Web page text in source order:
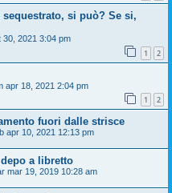
si può? Se si,
30, 2021 3:04 pm
1 2
apr 18, 2021 2:04 pm
1 2
fuori dalle strisce
apr 10, 2021 12:13 pm
a libretto
mar 19, 2019 10:28 am